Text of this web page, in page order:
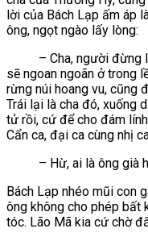
lời của Bách Lạp ấm áp
ông, ngọt ngào lấy lòng:
– Cha, người đừng lo
sẽ ngoan ngoãn ở trong
rừng núi hoang vu, cũng
Trái lại là cha đó, xuống
tử rồi, cứ để cho đám
Cẩn ca, đại ca cùng nhị
– Hừ, ai là ông già
Bách Lạp nhéo mũi con
ông không cho phép bất
tóc. Lão Mã kia cứ chờ